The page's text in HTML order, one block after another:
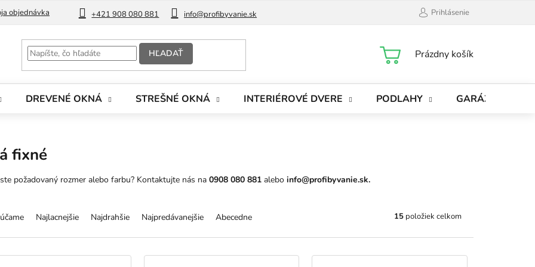
+421 908 080 881 info@profibyvanie.sk
objednávka Blog Prihlásenie
HĽADAŤ
NÁKUPNÝ
Prázdny košík
DREVENÉ OKNÁ STREŠNÉ OKNÁ INTERIÉROVÉ DVERE PODLAHY GARÁŽOVÉ
fixné
požadovaný rozmer alebo farbu? Kontaktujte nás na 0908 080 881 alebo info@profibyvanie.sk.
Najlacnejšie Najdrahšie Najpredávanejšie Abecedne 15 položiek celkom